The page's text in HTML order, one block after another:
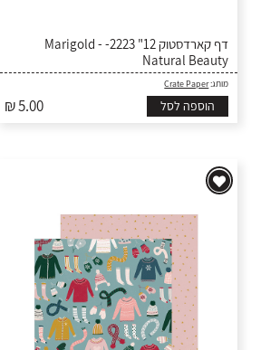
דף קארדסטוק 12" 2223- Marigold -
Natural Beauty
מותג:Crate Paper
₪ 5.00 הוספה לסל